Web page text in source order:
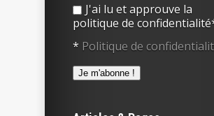
J'ai lu et approuve la
politique de
* Politique de